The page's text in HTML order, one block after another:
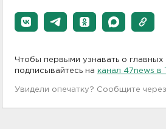
Чтобы первыми узнавать о
подписывайтесь на канал 47news в
Увидели опечатку? Сообщите